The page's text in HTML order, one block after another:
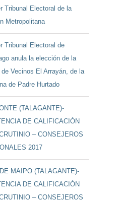
Tribunal Electoral de la
Metropolitana
Tribunal Electoral de
anula la elección de la
Vecinos El Arrayán, de la
de Padre Hurtado
(TALAGANTE)-
DE CALIFICACIÓN
– CONSEJEROS
2017
MAIPO (TALAGANTE)-
DE CALIFICACIÓN
– CONSEJEROS